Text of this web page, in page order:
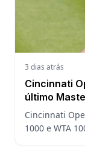
3 dias atrás
Cincinnati
último
Cincinnati
1000 e WTA